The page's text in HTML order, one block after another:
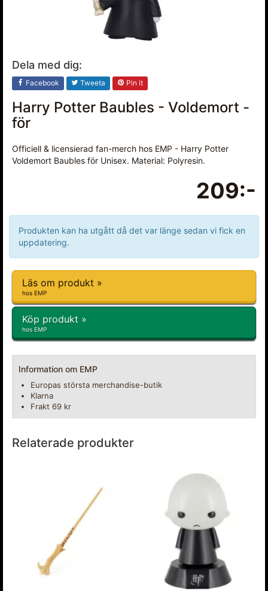
Dela med dig:
Facebook Tweeta Pin it
Harry Potter Baubles - Voldemort -
för
Officiell & licensierad fan-merch hos EMP - Harry Potter
Voldemort Baubles för Unisex. Material: Polyresin.
209:-
Produkten kan ha utgått då det var länge sedan vi fick en
uppdatering.
Läs om produkt »
hos EMP
Köp produkt »
hos EMP
Information om EMP
Europas största merchandise-butik
Klarna
Frakt 69 kr
Relaterade produkter